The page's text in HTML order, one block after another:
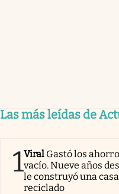
Las más leídas de
1Viral Gastó los
vacío. Nueve años
le construyó una
reciclado